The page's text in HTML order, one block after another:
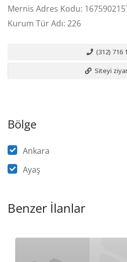
Mernis Adres Kodu:
Kurum Tür Adı: 226
(312) 716
Siteyi
Bölge
Ankara
Ayaş
Benzer İlanlar